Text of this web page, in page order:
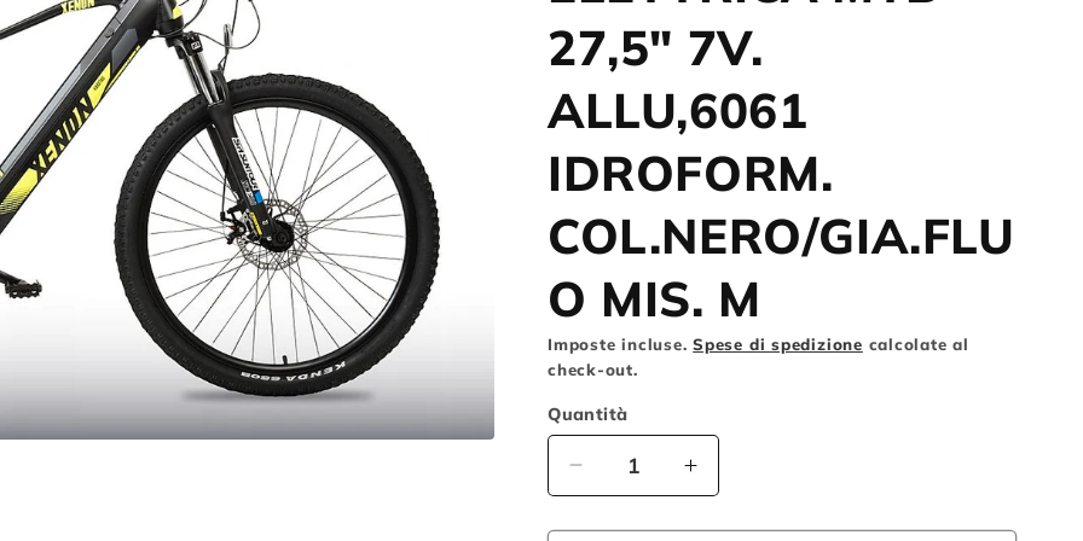
o
g
f
i
c
a
27,5" 7V.
ALLU,6061
IDROFORM.
COL.NERO/GIA.FLU
O MIS. M
Imposte incluse.Spese di spedizione calcolate al
check-out.
Quantità
Diminuisci
quantità
per
Aumenta
quantità
per